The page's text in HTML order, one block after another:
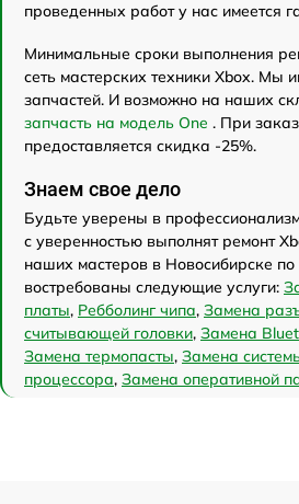
проведенных работ у нас имеется
Минимальные сроки выполнения
сеть мастерских техники Xbox. Мы
запчастей. И возможно на наших
запчасть на модель One . При
предоставляется скидка -25%.
Знаем свое дело
Будьте уверены в
с уверенностью выполнят ремонт
наших мастеров в Новосибирске по
востребованы следующие услуги:
платы, Ребболинг чипа, Замена
считывающей головки, Замена
Замена термопасты, Замена
процессора, Замена оперативной